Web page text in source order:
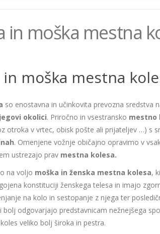
in moška mestna
in moška mestna
so enostavna in učinkovita prevozna sredstva
okolici. Priročno in vsestransko mestno
otroka v vrtec, obisk pošte ali prijateljev …) s
. Omenjene vožnje običajno opravimo v
ustrezajo prav mestna kolesa.
na voljo moška in ženska mestna kolesa,
konstituciji ženskega telesa in imajo
na kolo in sestopanje z njega ter
bolj odgovarjajo predstavnicam nežnejšega
veliko bolj široka in pestra.